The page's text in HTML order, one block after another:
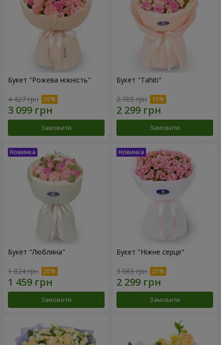
Букет "Рожева ніжність"
4 427 грн
Замовити
Букет "Tahiti"
2 705 грн
Замовити
Букет "Любляна"
1 824 грн
Замовити
Букет "Ніжне серце"
3 065 грн
Замовити